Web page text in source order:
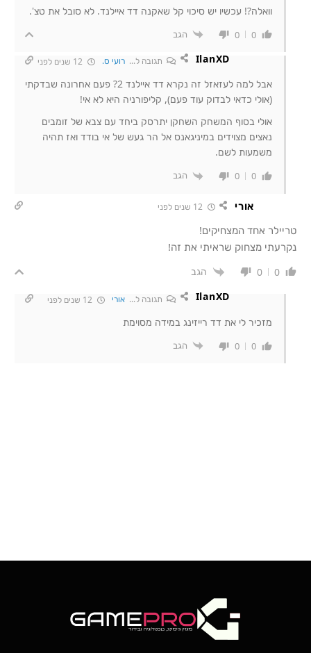
וואלה?! עכשיו יש סיכוי קל שאקנה דד איילנד. לא סובל את טצ'.
0
0 הגב
IlanXD תגובה ל...רועי ס.
אבל למה לעזאזל זה נקרא דד איילנד 2? פעם אחרונה שבדקתי
(אולי כדאי לבדוק עוד פעם), קליפורניה היא לא אי!
אולי בסוף המשחק השחקן יתרסק ביחד עם צבא של זומבים
נאצים מצוידים במיניגאנס אל הר געש של אי בודד ואז תהיה
משמעות לשם.
0
0 הגב
אורי
טריילר אחד המצחיקים!
נקרעתי מצחוק שראיתי את זה!
0
0
הגב
IlanXD
תגובה ל...אורי
מזכיר לי את דד רייזינג במידה מסוימת
0
0 הגב